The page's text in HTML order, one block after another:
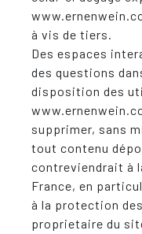
à vis de tiers.
Des espaces
des questions
disposition des
supprimer, sans
tout contenu
contreviendrait à
France, en
à la protection
proprietaire du